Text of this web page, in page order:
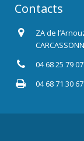
Contacts
ZA de
04 68 25 79 07
04 68 71 30 67